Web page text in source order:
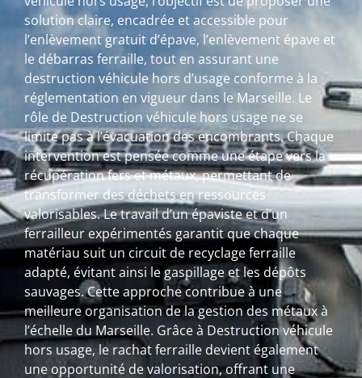
solution claire, encadrée et accessible pour
l’enlèvement gratuit d’épave, l’enlèvement épave et
le débarras ferraille, tout en assurant une
destruction véhicule hors d’usage conforme à la
réglementation en vigueur dans le Marseille. Le
rôle de Destruction véhicule hors usage ne se
limite pas à l’évacuation des encombrants. Chaque
intervention est pensée comme une étape vers la
récupération fers et métaux, permettant de
transformer des déchets en ressources
valorisables. Le travail d’un épaviste et d’un
ferrailleur expérimentés garantit que chaque
matériau suit un circuit de recyclage ferraille
adapté, évitant ainsi le gaspillage et les dépôts
sauvages. Cette approche contribue à une
meilleure organisation de la gestion des métaux à
l’échelle du Marseille. Grâce à Destruction véhicule
hors usage, le rachat ferraille devient également
une opportunité de valorisation, offrant une